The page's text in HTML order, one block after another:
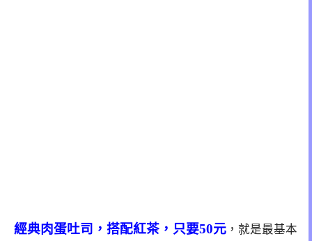
經典肉蛋吐司，搭配紅茶，只要50元 ，就是最基本